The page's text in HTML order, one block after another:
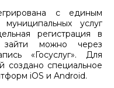
с единым
услуг
регистрация в
можно через
«Госуслуг». Для
создано специальное
iOS и Android.